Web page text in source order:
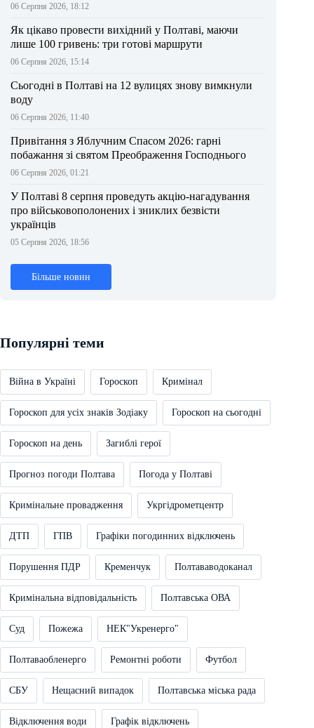
06 Серпня 2026, 18:12
Як цікаво провести вихідний у Полтаві, маючи
лише 100 гривень: три готові маршрути
06 Серпня 2026, 15:14
Сьогодні в Полтаві на 12 вулицях знову вимкнули
воду
06 Серпня 2026, 11:40
Привітання з Яблучним Спасом 2026: гарні
побажання зі святом Преображення Господнього
06 Серпня 2026, 01:21
У Полтаві 8 серпня проведуть акцію-нагадування
про військовополонених і зниклих безвісти
українців
05 Серпня 2026, 18:56
Більше новин
Популярні теми
Війна в Україні Гороскоп Кримінал
Гороскоп для усіх знаків Зодіаку Гороскоп на сьогодні
Гороскоп на день Загиблі герої
Прогноз погоди Полтава Погода у Полтаві
Кримінальне провадження Укргідрометцентр
ДТП ГПВ Графіки погодинних відключень
Порушення ПДР Кременчук Полтававодоканал
Кримінальна відповідальність Полтавська ОВА
Суд Пожежа НЕК"Укренерго"
Полтаваобленерго Ремонтні роботи Футбол
СБУ Нещасний випадок Полтавська міська рада
Відключення води Графік відключень